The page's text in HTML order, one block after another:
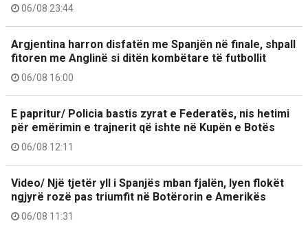
06/08 23:44
Argjentina harron disfatën me Spanjën në finale, shpall
fitoren me Anglinë si ditën kombëtare të futbollit
06/08 16:00
E papritur/ Policia bastis zyrat e Federatës, nis hetimi
për emërimin e trajnerit që ishte në Kupën e Botës
06/08 12:11
Video/ Një tjetër yll i Spanjës mban fjalën, lyen flokët
ngjyrë rozë pas triumfit në Botërorin e Amerikës
06/08 11:31